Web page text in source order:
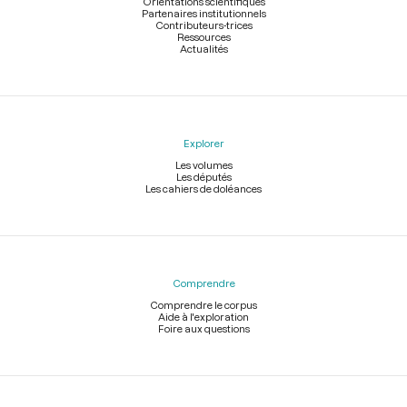
Partenaires institutionnels
Contributeurs-trices
Ressources
Actualités
Explorer
Les volumes
Les députés
Les cahiers de doléances
Comprendre
Comprendre le corpus
Aide à l'exploration
Foire aux questions